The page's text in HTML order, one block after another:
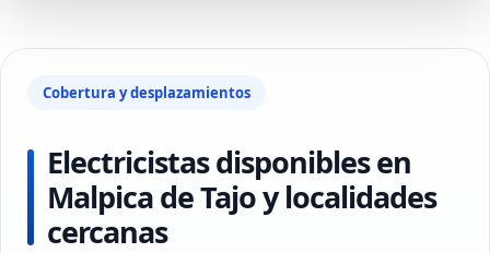
Cobertura y desplazamientos
Electricistas disponibles en
Malpica de Tajo y localidades
cercanas